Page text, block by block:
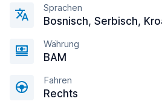
Sprachen
Bosnisch, Serbisch,
Währung
BAM
Fahren
Rechts